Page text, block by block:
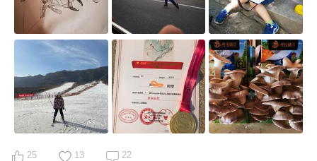
如此大的运动量迫使我必须保证她的睡眠时间，所以每天
九点之前必定已经关灯上床。
        这学期是全家所有人都满意且舒服的鸡娃岁
月：每天中午只要不下雨，爸爸就开车和我去学校，她在
小饭桌吃完午饭，我们在大操场上一起疯，休息的时候学
习15分钟左右数学，两点十分她再回学校，我和爸爸开车
回来，正好两点半接着上班。每天放学后我带着老二去找
姐姐，要么一起打网球，要么就在校园里学习，晚上八点
学习就收摊儿，然后滴眼药水，我或者爸爸给人肉读历
图一，小朋友去北京广播电台讲故事，录制音频。图二，
参加学校科技嘉年华，超爱科学课和昆虫。
图三，终于可以摸到螭吻（不知准确不），儿子一定要抱
妹妹摸一摸，自己再摸一摸。
图四，随手画爸爸送的机械甲虫。
图五，疫情期间，除了坚持爬山，每天的素质运动，跑步
没停。
图六，北海公园快雪堂画画。
图七，今年开始滑雪⛷。
25 13 22